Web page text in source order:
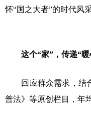
怀“国之大者”的时代风
这个“家”，传递“暖
回应群众需求，结合
普法》等原创栏目，年